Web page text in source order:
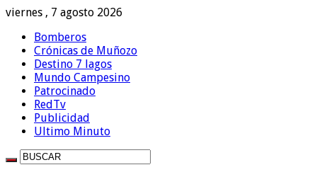
viernes , 7 agosto 2026
Bomberos
Crónicas de Muñozo
Destino 7 lagos
Mundo Campesino
Patrocinado
RedTv
Publicidad
Ultimo Minuto